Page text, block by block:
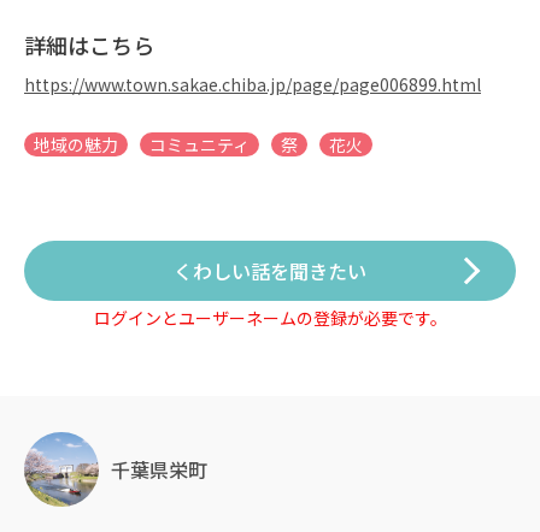
詳細はこちら
https://www.town.sakae.chiba.jp/page/page006899.html
地域の魅力 コミュニティ 祭 花火
くわしい話を聞きたい
ログインとユーザーネームの登録が必要です。
千葉県栄町